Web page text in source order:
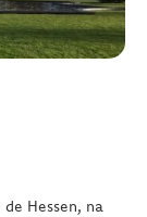
Hessen, na